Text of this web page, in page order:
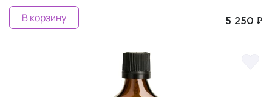
5 250 ₽
В корзину